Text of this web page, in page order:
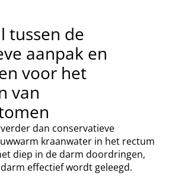
tussen de
aanpak en
voor het
van
dan conservatieve
kraanwater in het rectum
diep in de darm doordringen,
effectief wordt geleegd.